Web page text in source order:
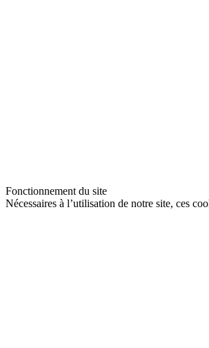
Fonctionnement du site
Nécessaires à l’utilisation de notre site, ces